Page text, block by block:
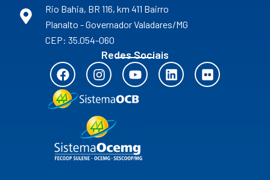
Rio Bahia, BR 116, km 411 Bairro
Planalto - Governador Valadares/MG
CEP: 35.054-060
Redes Sociais
F
a
c
e
o
k
I
n
s
t
a
g
r
a
Y
o
u
t
e
L
i
F
l